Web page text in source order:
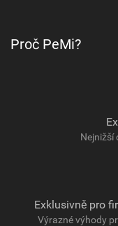
Proč PeMi?
Nejnižší
Exklusivně pro
Výrazné výhody